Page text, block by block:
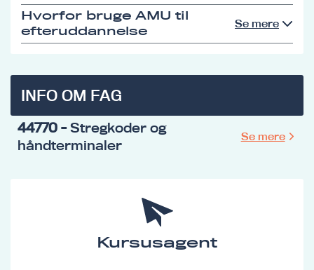
Hvorfor bruge AMU til
efteruddannelse
Se mere
INFO OM FAG
44770 - Stregkoder og
håndterminaler
Se mere
Kursusagent